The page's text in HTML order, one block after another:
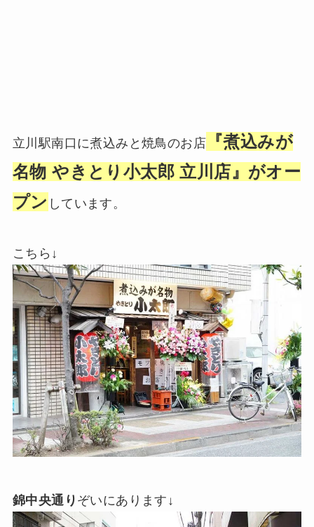
立川駅南口に煮込みと焼鳥のお店『煮込みが
名物 やきとり小太郎 立川店』がオー
プン しています。
こちら↓
錦中央通り ぞいにあります↓